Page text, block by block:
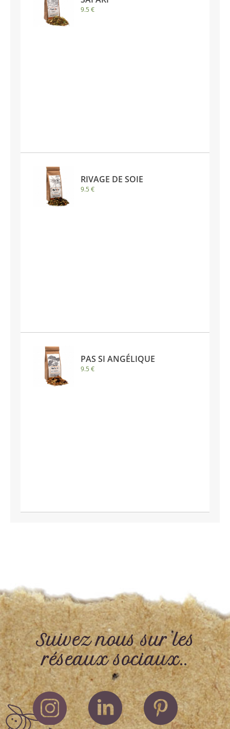
9.5 €
RIVAGE DE SOIE
9.5 €
PAS SI ANGÉLIQUE
9.5 €
Suivez nous sur les
réseaux sociaux..